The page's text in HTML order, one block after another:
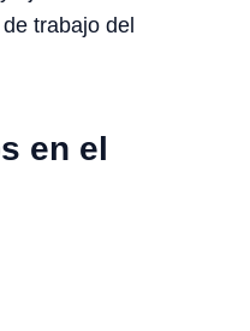
trabajo del
en el